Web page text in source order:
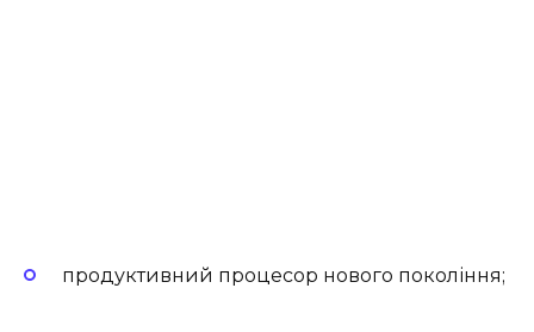
продуктивний процесор нового покоління;